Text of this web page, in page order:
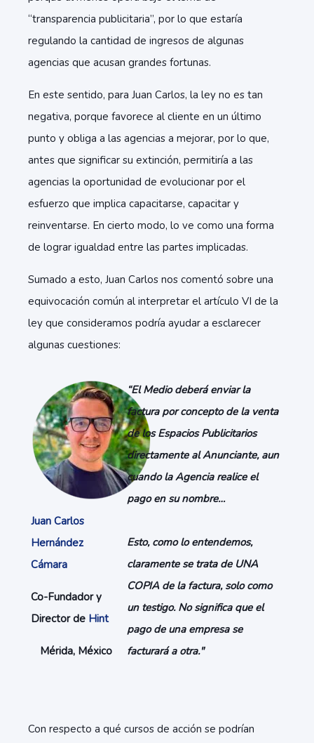
“transparencia publicitaria”, por lo que estaría
regulando la cantidad de ingresos de algunas
agencias que acusan grandes fortunas.
En este sentido, para Juan Carlos, la ley no es tan
negativa, porque favorece al cliente en un último
punto y obliga a las agencias a mejorar, por lo que,
antes que significar su extinción, permitiría a las
agencias la oportunidad de evolucionar por el
esfuerzo que implica capacitarse, capacitar y
reinventarse. En cierto modo, lo ve como una forma
de lograr igualdad entre las partes implicadas.
Sumado a esto, Juan Carlos nos comentó sobre una
equivocación común al interpretar el artículo VI de la
ley que consideramos podría ayudar a esclarecer
algunas cuestiones:
Juan Carlos
Hernández
Cámara
Co-Fundador y
Director de Hint
Mérida, México
“El Medio deberá enviar la
factura por concepto de la venta
de los Espacios Publicitarios
directamente al Anunciante, aun
cuando la Agencia realice el
pago en su nombre…
Esto, como lo entendemos,
claramente se trata de UNA
COPIA de la factura, solo como
un testigo. No significa que el
pago de una empresa se
facturará a otra."
Con respecto a qué cursos de acción se podrían